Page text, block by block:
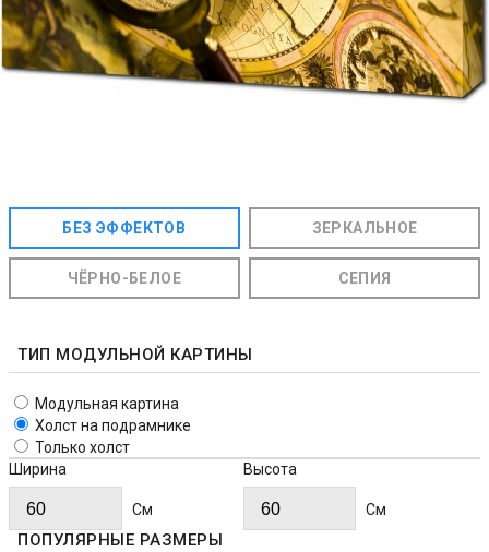
БЕЗ ЭФФЕКТОВ ЗЕРКАЛЬНОЕ
ЧЁРНО-БЕЛОЕ СЕПИЯ
ТИП МОДУЛЬНОЙ КАРТИНЫ
Модульная картина
Холст на подрамнике
Только холст
Ширина
Cм
Высота
Cм
ПОПУЛЯРНЫЕ РАЗМЕРЫ